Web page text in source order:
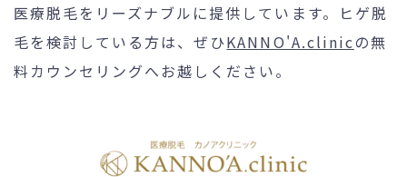
医療脱毛をリーズナブルに提供しています。ヒゲ脱
毛を検討している方は、ぜひKANNO'A.clinicの無
料カウンセリングへお越しください。